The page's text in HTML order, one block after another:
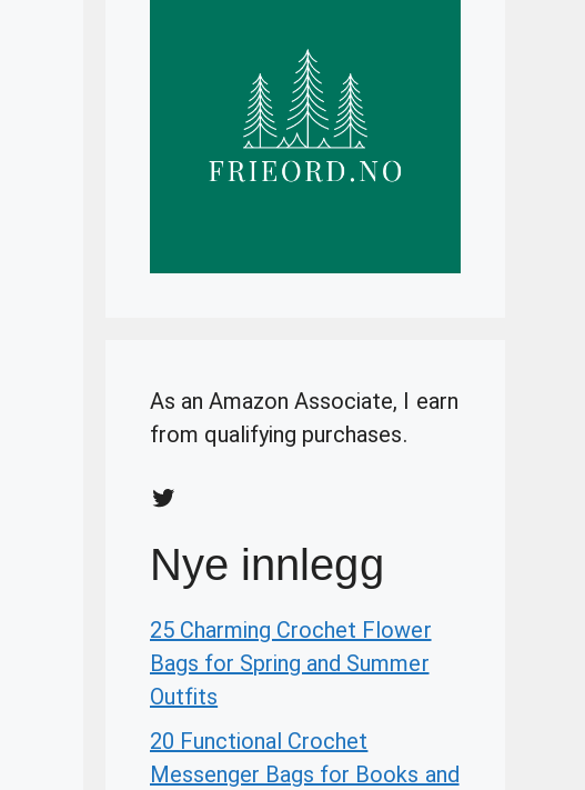
As an Amazon Associate, I earn
from qualifying purchases.
Twitter
Nye innlegg
25 Charming Crochet Flower
Bags for Spring and Summer
Outfits
20 Functional Crochet
Messenger Bags for Books and